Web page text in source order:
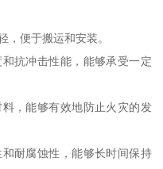
，便于搬运和安装。
抗冲击性能，能够承受一定
，能够有效地防止火灾的发
耐腐蚀性，能够长时间保持